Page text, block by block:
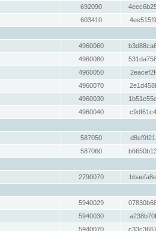
692090
603410
4960060
4960080
4960050
4960070
4960030
4960040
587050
587060
2790070
5940029
5940030
5940070